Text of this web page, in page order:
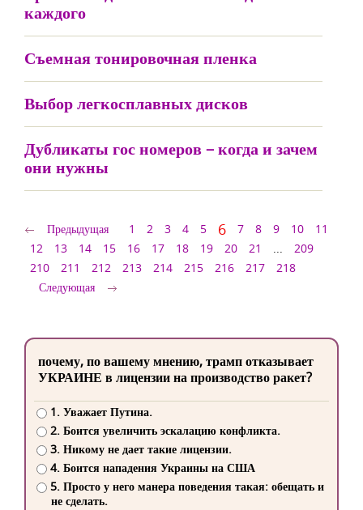
каждого
Съемная тонировочная пленка
Выбор легкосплавных дисков
Дубликаты гос номеров – когда и зачем
они нужны
Предыдущая 1 2 3 4 5 6 7 8 9 10
11
12
13 14 15 16 17 18 19 20 21 ...
209
210
211 212 213 214 215 216 217
218
Следующая
почему, по вашему мнению, трамп отказывает
УКРАИНЕ в лицензии на производство ракет?
1. Уважает Путина.
2. Боится увеличить эскалацию конфликта.
3. Никому не дает такие лицензии.
4. Боится нападения Украины на США
5. Просто у него манера поведения такая: обещать и
не сделать.